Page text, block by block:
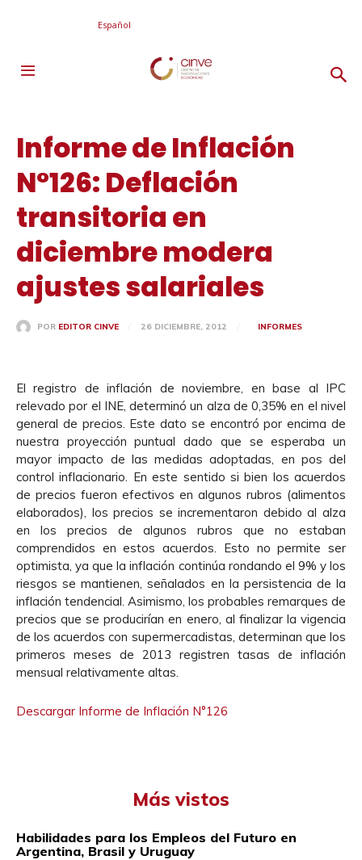
Español
Informe de Inflación
N°126: Deflación
transitoria en
diciembre modera
ajustes salariales
POR EDITOR CINVE 26 DICIEMBRE, 2012 INFORMES
El registro de inflación de noviembre, en base al IPC
relevado por el INE, determinó un alza de 0,35% en el nivel
general de precios. Este dato se encontró por encima de
nuestra proyección puntual dado que se esperaba un
mayor impacto de las medidas adoptadas, en pos del
control inflacionario. En este sentido si bien los acuerdos
de precios fueron efectivos en algunos rubros (alimentos
elaborados), los precios se incrementaron debido al alza
en los precios de algunos rubros que no estaban
comprendidos en estos acuerdos. Esto no permite ser
optimista, ya que la inflación continúa rondando el 9% y los
riesgos se mantienen, señalados en la persistencia de la
inflación tendencial. Asimismo, los probables remarques de
precios que se producirían en enero, al finalizar la vigencia
de los acuerdos con supermercadistas, determinan que los
primeros meses de 2013 registren tasas de inflación
mensual relativamente altas.
Descargar Informe de Inflación N°126
Más vistos
Habilidades para los Empleos del Futuro en
Argentina, Brasil y Uruguay